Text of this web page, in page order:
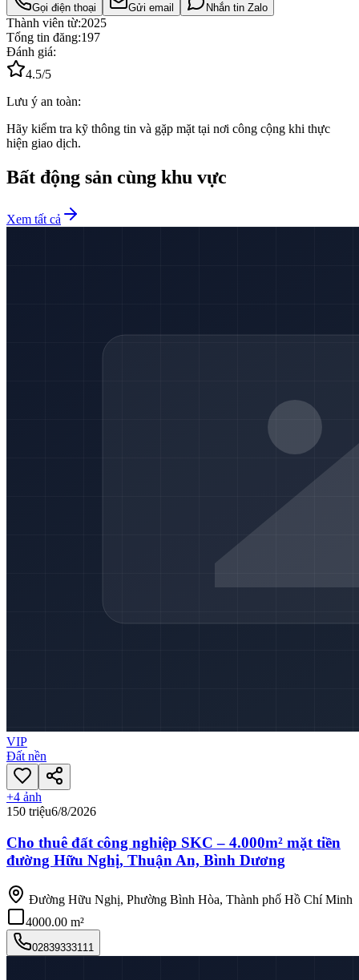
Gọi điện thoại Gửi email Nhắn tin Zalo
Thành viên từ:2025
Tổng tin đăng:197
Đánh giá:
4.5/5
Lưu ý an toàn:
Hãy kiểm tra kỹ thông tin và gặp mặt tại nơi công cộng khi thực
hiện giao dịch.
Bất động sản cùng khu vực
Xem tất cả
VIP
Đất nền
+4 ảnh
150 triệu6/8/2026
Cho thuê đất công nghiệp SKC – 4.000m² mặt tiền
đường Hữu Nghị, Thuận An, Bình Dương
Đường Hữu Nghị, Phường Bình Hòa, Thành phố Hồ Chí Minh
4000.00 m²
02839333111